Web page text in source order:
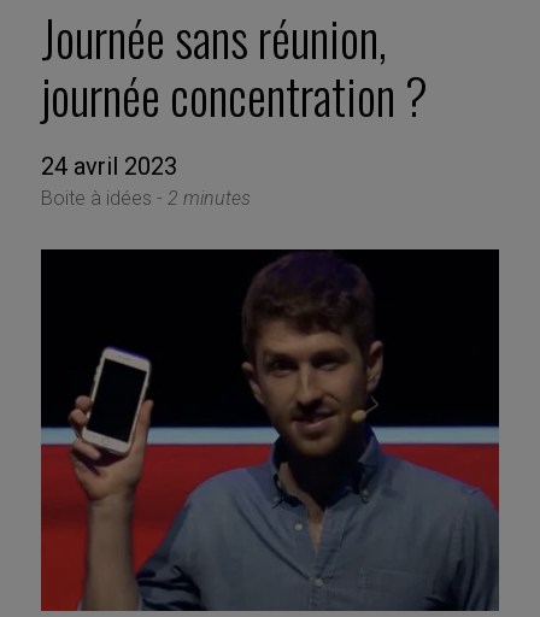
Journée sans réunion,
journée concentration ?
24 avril 2023
Boite à idées - 2 minutes